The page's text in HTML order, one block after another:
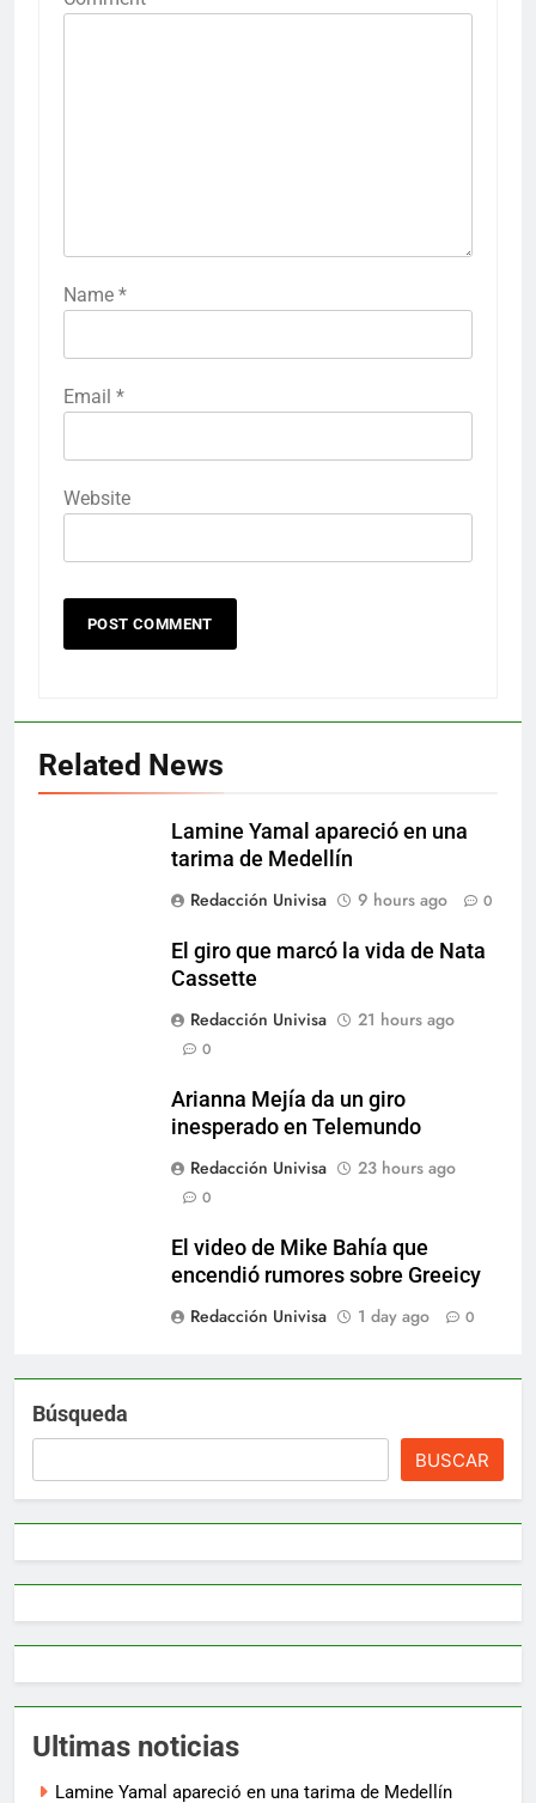
Name *
Email *
Website
Related News
Lamine Yamal apareció en una
tarima de Medellín
Redacción Univisa
9 hours ago 0
El giro que marcó la vida de Nata
Cassette
Redacción Univisa
21 hours ago
0
Arianna Mejía da un giro
inesperado en Telemundo
Redacción Univisa
23 hours ago
0
El video de Mike Bahía que
encendió rumores sobre Greeicy
Redacción Univisa
1 day ago 0
Búsqueda
BUSCAR
Ultimas noticias
Lamine Yamal apareció en una tarima de Medellín